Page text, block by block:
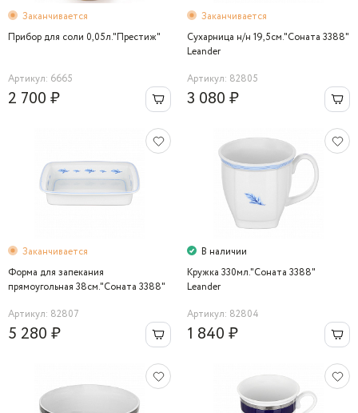
Заканчивается
Прибор для соли 0,05л."Престиж"
Артикул: 6665
2 700 ₽
Заканчивается
Сухарница н/н 19,5см."Соната 3388"
Leander
Артикул: 82805
3 080 ₽
Заканчивается
Форма для запекания
прямоугольная 38см."Соната 3388"
Артикул: 82807
5 280 ₽
В наличии
Кружка 330мл."Соната 3388"
Leander
Артикул: 82804
1 840 ₽